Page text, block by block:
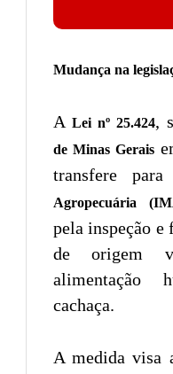
Mudança na
A Lei nº 25.424,
de Minas Gerais
transfere
Agropecuária
pela inspeção e
de origem
alimentação
cachaça.
A medida visa